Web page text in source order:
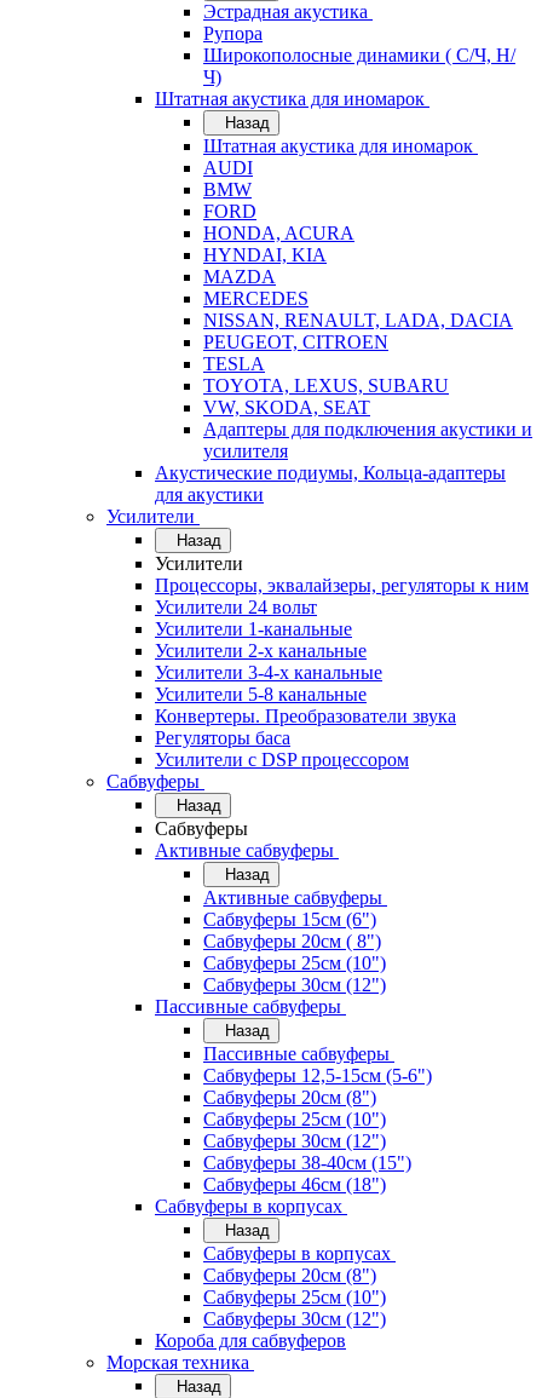
Эстрадная акустика
Рупора
Широкополосные динамики ( С/Ч, Н/
Ч)
Штатная акустика для иномарок
Назад
Штатная акустика для иномарок
AUDI
BMW
FORD
HONDA, ACURA
HYNDAI, KIA
MAZDA
MERCEDES
NISSAN, RENAULT, LADA, DACIA
PEUGEOT, CITROEN
TESLA
TOYOTA, LEXUS, SUBARU
VW, SKODA, SEAT
Адаптеры для подключения акустики и
усилителя
Акустические подиумы, Кольца-адаптеры
для акустики
Усилители
Назад
Усилители
Процессоры, эквалайзеры, регуляторы к ним
Усилители 24 вольт
Усилители 1-канальные
Усилители 2-х канальные
Усилители 3-4-х канальные
Усилители 5-8 канальные
Конвертеры. Преобразователи звука
Регуляторы баса
Усилители с DSP процессором
Сабвуферы
Назад
Сабвуферы
Активные сабвуферы
Назад
Активные сабвуферы
Сабвуферы 15см (6")
Сабвуферы 20см ( 8")
Сабвуферы 25см (10")
Сабвуферы 30см (12")
Пассивные сабвуферы
Назад
Пассивные сабвуферы
Сабвуферы 12,5-15см (5-6")
Сабвуферы 20см (8")
Сабвуферы 25см (10")
Сабвуферы 30см (12")
Сабвуферы 38-40см (15")
Сабвуферы 46см (18")
Сабвуферы в корпусах
Назад
Сабвуферы в корпусах
Сабвуферы 20см (8")
Сабвуферы 25см (10")
Сабвуферы 30см (12")
Короба для сабвуферов
Морская техника
Назад